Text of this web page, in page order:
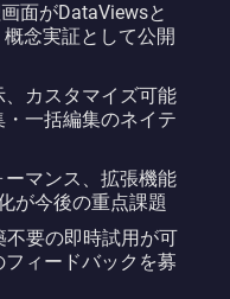
面がDataViewsと
念実証として公開
カスタマイズ可能
一括編集のネイテ
マンス、拡張機能
が今後の重点課題
不要の即時試用が可
ィードバックを募